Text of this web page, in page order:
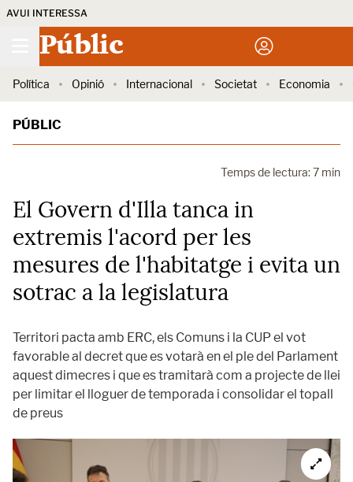
AVUI INTERESSA
Públic
Política Opinió Internacional Societat Economia
PÚBLIC
Temps de lectura: 7 min
El Govern d'Illa tanca in
extremis l'acord per les
mesures de l'habitatge i evita un
sotrac a la legislatura
Territori pacta amb ERC, els Comuns i la CUP el vot
favorable al decret que es votarà en el ple del Parlament
aquest dimecres i que es tramitarà com a projecte de llei
per limitar el lloguer de temporada i consolidar el topall
de preus